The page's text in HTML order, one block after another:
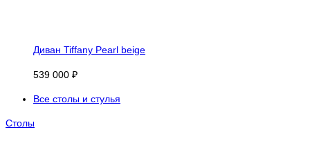
Диван Tiffany Pearl beige
539 000 ₽
Все столы и стулья
Столы